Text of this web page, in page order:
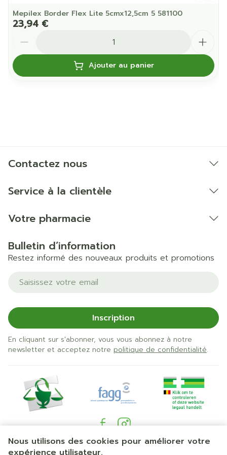
Nous utilisons des cookies pour améliorer votre
expérience utilisateur.
Mepilex Border Flex Lite 5cmx12,5cm 5 581100
23,94 €
Ajouter au panier
Contactez nous
Service à la clientèle
Votre pharmacie
Bulletin d’information
Restez informé des nouveaux produits et promotions
Adresse mail
Inscription
En cliquant sur s'abonner, vous vous abonnez à notre
newsletter et acceptez notre politique de confidentialité.
Liens légaux